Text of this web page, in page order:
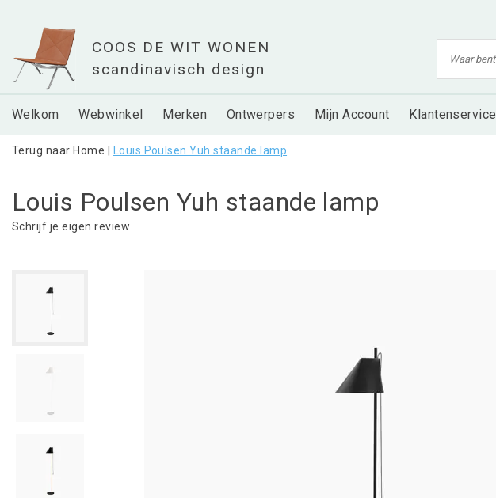
Welkom Webwinkel Merken Ontwerpers Mijn Account Klantenservice
Terug naar Home Louis Poulsen Yuh staande lamp
Louis Poulsen Yuh staande lamp
Schrijf je eigen review